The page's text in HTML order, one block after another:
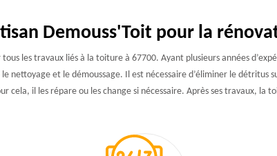
Demouss'Toit pour la
les travaux liés à la toiture à 67700. Ayant plusieurs années
nettoyage et le démoussage. Il est nécessaire d’éliminer le détritus
cela, il les répare ou les change si nécessaire. Après ses travaux, la